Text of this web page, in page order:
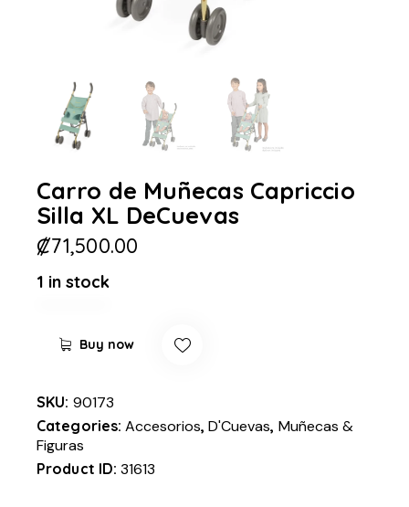
Carro de Muñecas Capriccio
Silla XL DeCuevas
₡71,500.00
1 in stock
Buy now
SKU: 90173
Categories: Accesorios,D'Cuevas, Muñecas &
Figuras
Product ID:31613